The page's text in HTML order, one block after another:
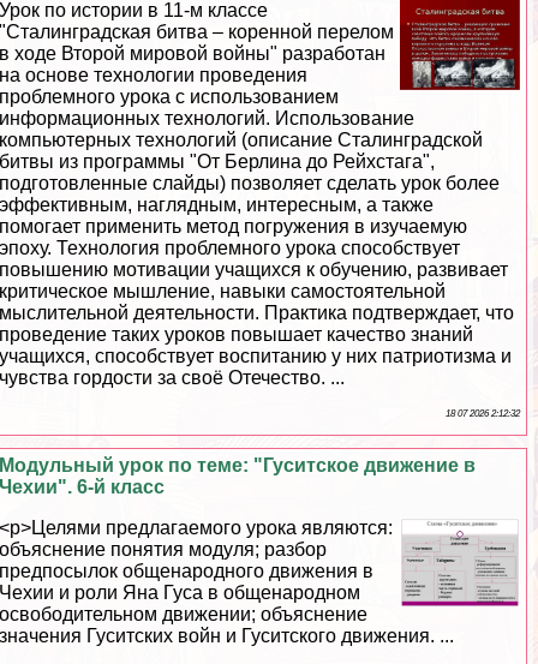
Урок по истории в 11-м классе
"Сталинградская битва – коренной перелом
в ходе Второй мировой войны" разработан
на основе технологии проведения
проблемного урока с использованием
информационных технологий. Использование
компьютерных технологий (описание Сталинградской
битвы из программы "От Берлина до Рейхстага",
подготовленные слайды) позволяет сделать урок более
эффективным, наглядным, интересным, а также
помогает применить метод погружения в изучаемую
эпоху. Технология проблемного урока способствует
повышению мотивации учащихся к обучению, развивает
критическое мышление, навыки самостоятельной
мыслительной деятельности. Пpaктика подтверждает, что
проведение таких уроков повышает качество знаний
учащихся, способствует воспитанию у них патриотизма и
чувства гордости за своё Отечество. ...
18 07 2026 2:12:32
Модульный урок по теме: "Гуситское движение в
Чехии". 6-й класс
<p>Целями предлагаемого урока являются:
объяснение понятия модуля; разбор
предпосылок общенародного движения в
Чехии и роли Яна Гуса в общенародном
освободительном движении; объяснение
значения Гуситских войн и Гуситского движения. ...